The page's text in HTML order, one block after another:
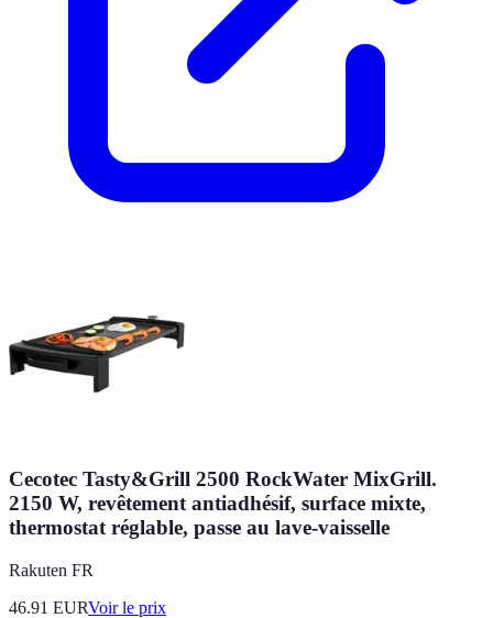
Cecotec Tasty&Grill 2500 RockWater MixGrill.
2150 W, revêtement antiadhésif, surface mixte,
thermostat réglable, passe au lave-vaisselle
Rakuten FR
46.91 EURVoir le prix